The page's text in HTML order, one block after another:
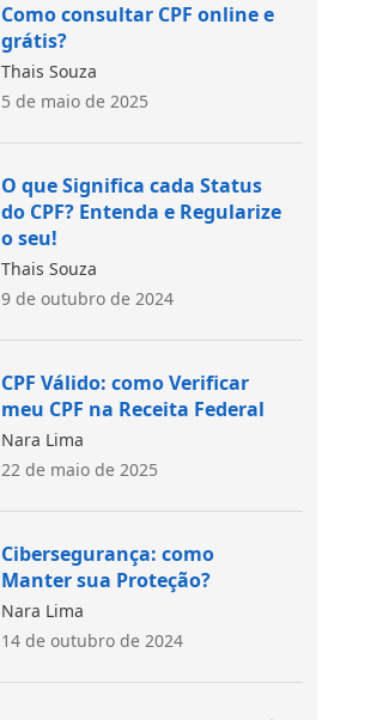
Como consultar CPF online e
grátis?
Thais Souza
5 de maio de 2025
O que Significa cada Status
do CPF? Entenda e Regularize
o seu!
Thais Souza
9 de outubro de 2024
CPF Válido: como Verificar
meu CPF na Receita Federal
Nara Lima
22 de maio de 2025
Cibersegurança: como
Manter sua Proteção?
Nara Lima
14 de outubro de 2024